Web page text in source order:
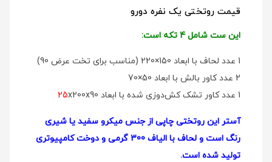
قیمت روتختی یک نفره دورو
این ست شامل 4 تکه است:
1 عدد لحاف با ابعاد 150×220 (مناسب برای تخت عرض 90)
2 عدد کاور بالش با ابعاد 50×70
1 عدد کاور تشک کش‌دوزی شده با ابعاد
25x200x90
آستر این روتختی چاپی از جنس میکرو سفید یا شیری
رنگ است و لحاف با الیاف 300 گرمی و دوخت کامپیوتری
تولید شده است.